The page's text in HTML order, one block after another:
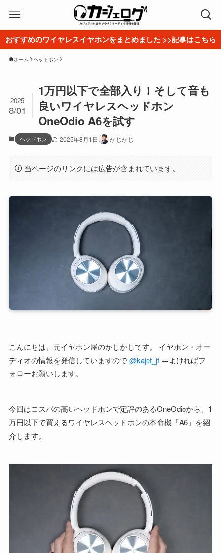
おすすめのワイヤレスイヤホンをまとめました >>記事はこちら
ホーム ヘッドホン
1万円以下で全部入り！そして音も
良いワイヤレスヘッドホン
OneOdio A6を試す
2025
8/01
ヘッドホン 2025年8月1日 かじかじ
当ページのリンクには広告が含まれています。
こんにちは、元イヤホン屋のかじかじです。 イヤホン・オー
ディオの情報を発信していますので@kajet_jt←よければフ
ォローお願いします。
今回はコスパの高いヘッドホンで定評のあるOneOdioから、1
万円以下で買えるワイヤレスヘッドホンの本命機「A6」を紹
介します。